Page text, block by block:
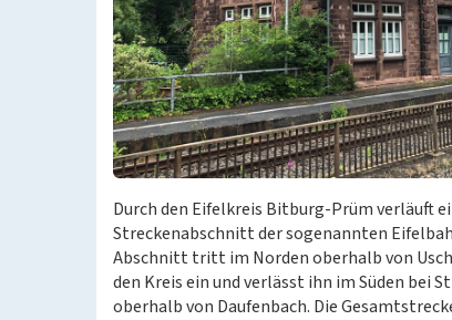
Durch den Eifelkreis Bitburg-Prüm verläuft
Streckenabschnitt der sogenannten
Abschnitt tritt im Norden oberhalb von
den Kreis ein und verlässt ihn im Süden bei
oberhalb von Daufenbach. Die